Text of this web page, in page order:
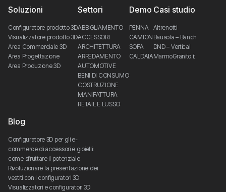
Soluzioni
Configuratore prodotto 3D
Visualizzatore prodotto 3D
Area Commerciale 3D
Area Progettazione
Area Produzione 3D
Settori
ABBIGLIAMENTO
ACCESSORI
ARCHITETTURA
ARREDAMENTO
AUTOMOTIVE
BENI DI CONSUMO
COSTRUZIONE
MANIFATTURA
RETAIL E LUSSO
Demo
PENNA
CAMION
SOFA
CALDAIA
Casi studio
Altrenotti
Bausola – Banch
DND – Vertical
MarmoGranito.it
Blog
Configuratore 3D per gli e-
commerce di accessori e gioielli:
come sfruttare il potenziale
Rivoluzionare la presentazione dei
vestiti con i configuratori 3D
Visualizzatori e configuratori 3D